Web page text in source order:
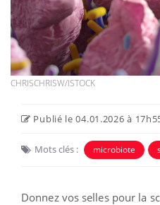
CHRISCHRISW/ISTOCK
Publié le 04.01.2026 à
Mots clés : microbiote
Donnez vos selles pour la